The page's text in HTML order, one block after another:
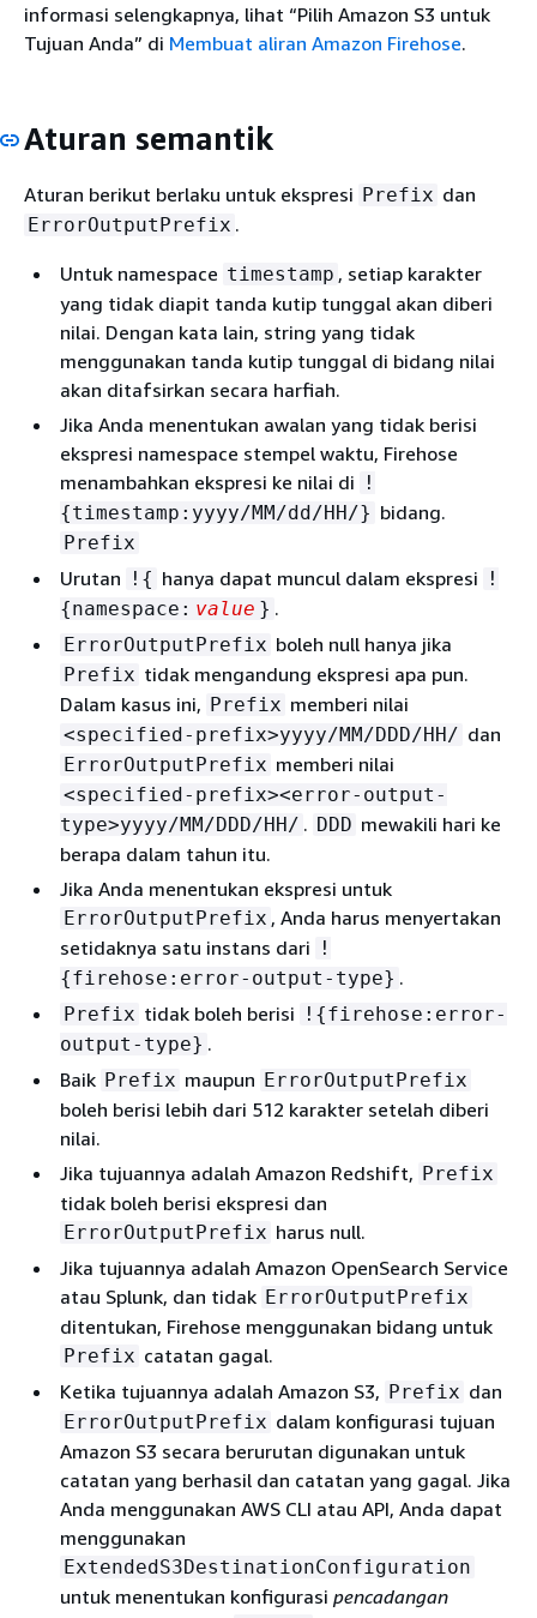
informasi selengkapnya, lihat “Pilih Amazon S3 untuk
Tujuan Anda” di Membuat aliran Amazon Firehose.
Aturan semantik
Aturan berikut berlaku untuk ekspresi Prefix dan
ErrorOutputPrefix .
Untuk namespace timestamp , setiap karakter
yang tidak diapit tanda kutip tunggal akan diberi
nilai. Dengan kata lain, string yang tidak
menggunakan tanda kutip tunggal di bidang nilai
akan ditafsirkan secara harfiah.
Jika Anda menentukan awalan yang tidak berisi
ekspresi namespace stempel waktu, Firehose
menambahkan ekspresi ke nilai di
!
{timestamp:yyyy/MM/dd/HH/} bidang.
Prefix
Urutan ! { hanya dapat muncul dalam ekspresi
!
{namespace: value } .
ErrorOutputPrefix boleh null hanya jika
Prefix tidak mengandung ekspresi apa pun.
Dalam kasus ini, Prefix memberi nilai
<specified-prefix>yyyy/MM/DDD/HH/ dan
ErrorOutputPrefix memberi nilai
<specified-prefix><error-output-
type>yyyy/MM/DDD/HH/ . DDD mewakili hari ke
berapa dalam tahun itu.
Jika Anda menentukan ekspresi untuk
ErrorOutputPrefix , Anda harus menyertakan
setidaknya satu instans dari
!
{firehose:error-output-type} .
Prefix tidak boleh berisi ! {firehose:error-
output-type} .
Baik Prefix maupun ErrorOutputPrefix
boleh berisi lebih dari 512 karakter setelah diberi
nilai.
Jika tujuannya adalah Amazon Redshift, Prefix
tidak boleh berisi ekspresi dan
ErrorOutputPrefix harus null.
Jika tujuannya adalah Amazon OpenSearch Service
atau Splunk, dan tidak ErrorOutputPrefix
ditentukan, Firehose menggunakan bidang untuk
Prefix catatan gagal.
Ketika tujuannya adalah Amazon S3, Prefix dan
ErrorOutputPrefix dalam konfigurasi tujuan
Amazon S3 secara berurutan digunakan untuk
catatan yang berhasil dan catatan yang gagal. Jika
Anda menggunakan AWS CLI atau API, Anda dapat
menggunakan
ExtendedS3DestinationConfiguration
untuk menentukan konfigurasi pencadangan